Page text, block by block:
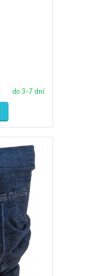
do 3-7 dní